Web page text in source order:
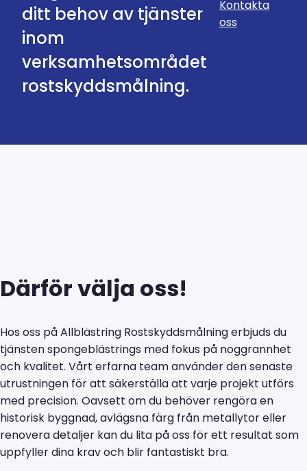
ditt behov av tjänster
inom
verksamhetsområdet
rostskyddsmålning.
Kontakta
oss
Därför välja oss!
Hos oss på Allblästring Rostskyddsmålning erbjuds du
tjänsten spongeblästrings med fokus på noggrannhet
och kvalitet. Vårt erfarna team använder den senaste
utrustningen för att säkerställa att varje projekt utförs
med precision. Oavsett om du behöver rengöra en
historisk byggnad, avlägsna färg från metallytor eller
renovera detaljer kan du lita på oss för ett resultat som
uppfyller dina krav och blir fantastiskt bra.